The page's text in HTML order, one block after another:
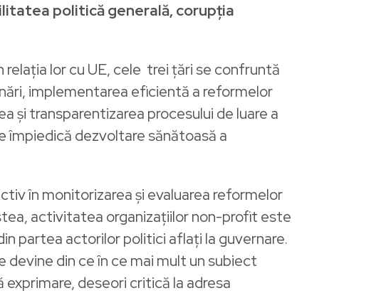
politică generală, corupția
relația lor cu UE, cele trei țări se confruntă
implementarea eficientă a reformelor
și transparentizarea procesului de luare a
împiedică dezvoltare sănătoasă a
în monitorizarea și evaluarea reformelor
activitatea organizațiilor non-profit este
partea actorilor politici aflați la guvernare.
din ce în ce mai mult un subiect
deseori critică la adresa